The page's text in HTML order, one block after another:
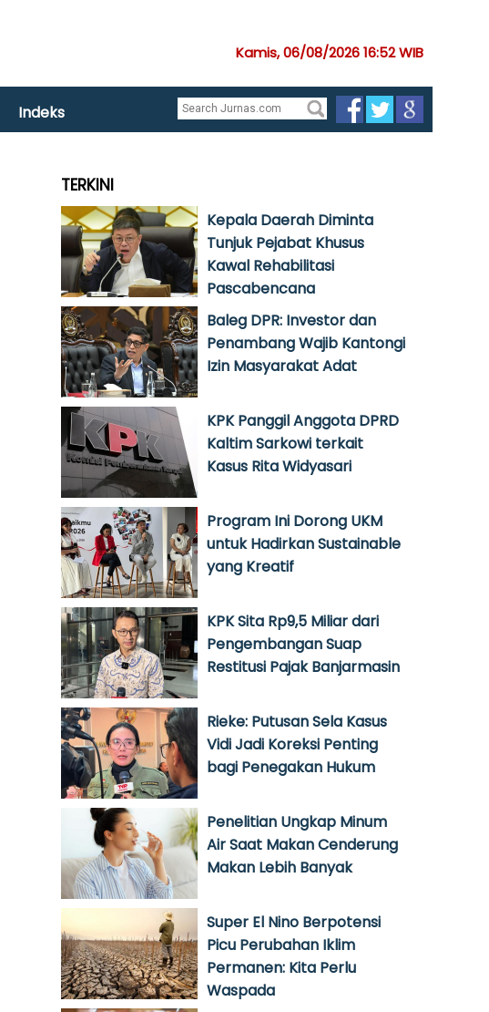
Kamis, 06/08/2026 16:52 WIB
Indeks
TERKINI
Kepala Daerah Diminta
Tunjuk Pejabat Khusus
Kawal Rehabilitasi
Pascabencana
Baleg DPR: Investor dan
Penambang Wajib Kantongi
Izin Masyarakat Adat
KPK Panggil Anggota DPRD
Kaltim Sarkowi terkait
Kasus Rita Widyasari
Program Ini Dorong UKM
untuk Hadirkan Sustainable
yang Kreatif
KPK Sita Rp9,5 Miliar dari
Pengembangan Suap
Restitusi Pajak Banjarmasin
Rieke: Putusan Sela Kasus
Vidi Jadi Koreksi Penting
bagi Penegakan Hukum
Penelitian Ungkap Minum
Air Saat Makan Cenderung
Makan Lebih Banyak
Super El Nino Berpotensi
Picu Perubahan Iklim
Permanen: Kita Perlu
Waspada